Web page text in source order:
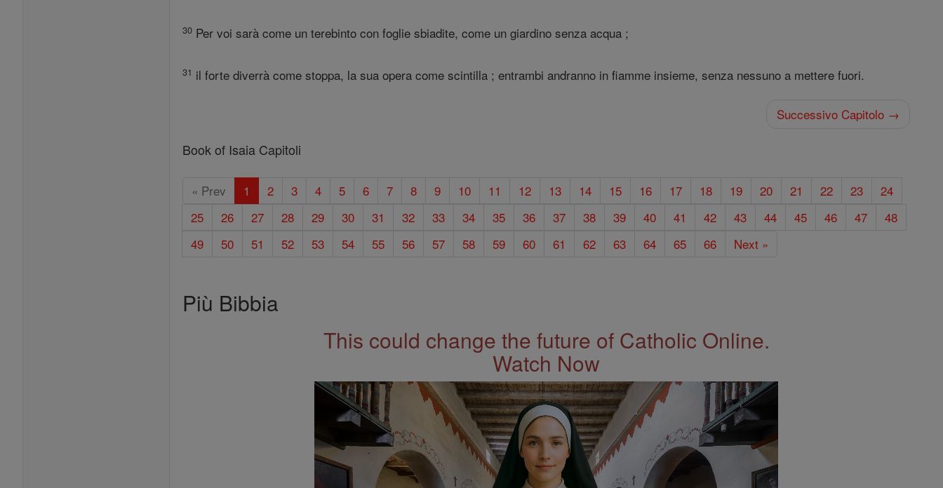
30 Per voi sarà come un terebinto con foglie sbiadite, come un giardino senza acqua ;
31 il forte diverrà come stoppa, la sua opera come scintilla ; entrambi andranno in fiamme insieme, senza nessuno a mettere fuori.
Successivo Capitolo →
Book of Isaia Capitoli
« Prev 1 2 3 4 5 6 7 8 9 10 11 12 13 14 15 16 17 18 19 20 21 22 23
24
25
26 27 28 29 30 31 32 33 34 35 36 37 38 39 40 41 42 43 44 45 46 47
48
49
50 51 52 53 54 55 56 57 58 59 60 61 62 63 64 65 66 Next »
Più Bibbia
This could change the future of Catholic Online.
Watch Now